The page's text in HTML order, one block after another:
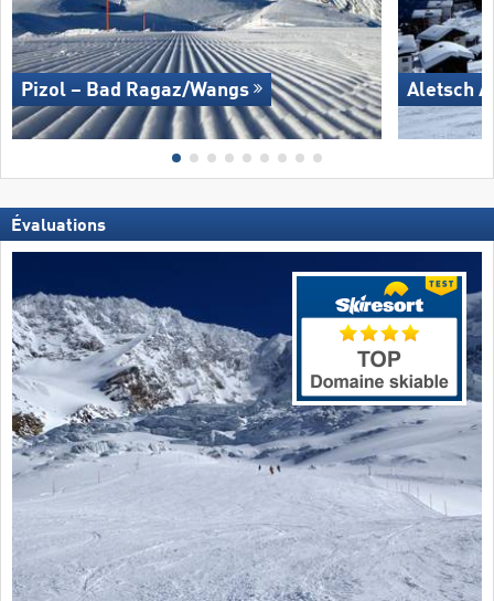
Pizol – Bad Ragaz/​Wangs Aletsch
Évaluations